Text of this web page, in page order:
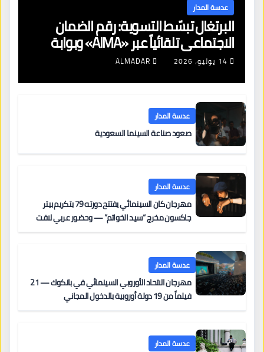
عدسة المدار
البرتغال تبسّط التسوية: رقم الضمان
الاجتماعي تلقائياً عبر «AIMA» وبوابة
جديدة لتجديد الإقامات
14 يوليو، 2026 ALMADAR
عدسة المدار
صعود صناعة السينما السعودية
عدسة المدار
مهرجان كان السينمائي يفتتح دورته 79 بتكريم بيتر
جاكسون مخرج “سيد الخواتم” — وحضور عربي لافت
عدسة المدار
مهرجان الاتحاد الأوروبي السينمائي في بانكوك — 21
فيلماً من 19 دولة أوروبية بالدخول المجاني
عدسة المدار